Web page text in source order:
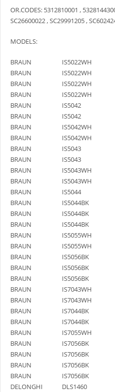
OR.CODES: 5312810001 ,
SC26600022 , SC29991205 ,
MODELS:
BRAUN IS5022WH
BRAUN
IS5022WH
BRAUN
IS5022WH
BRAUN
IS5022WH
BRAUN
IS5042
BRAUN
IS5042
BRAUN
IS5042WH
BRAUN
IS5042WH
BRAUN
IS5043
BRAUN
IS5043
BRAUN
IS5043WH
BRAUN
IS5043WH
BRAUN
IS5044
BRAUN
IS5044BK
BRAUN
IS5044BK
BRAUN
IS5044BK
BRAUN
IS5055WH
BRAUN
IS5055WH
BRAUN
IS5056BK
BRAUN
IS5056BK
BRAUN
IS5056BK
BRAUN
IS7043WH
BRAUN
IS7043WH
BRAUN
IS7044BK
BRAUN
IS7044BK
BRAUN
IS7055WH
BRAUN
IS7056BK
BRAUN
IS7056BK
BRAUN
IS7056BK
BRAUN
IS7056BK
DELONGHI
DLS1460